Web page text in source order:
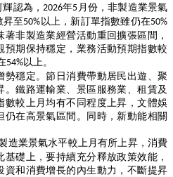
認為， 2026年5 月份，非製造業景氣
昇至 50% 以上，新訂單指數雖仍在50%
非製造業經營活動重回擴張區間，
預期保持穩定，業務活動預期指數較
54%以上。
勢穩定。節日消費帶動居民出遊、聚
鐵路運輸業、景區服務業、租賃及
數較上月均有不同程度上昇，文體娛
仍在高景氣區間。同時，新動能相關
造業景氣水平較上月有所上昇，消費
礎上，要持續充分釋放政策效能，
資和消費增長的內生動力，不斷提昇